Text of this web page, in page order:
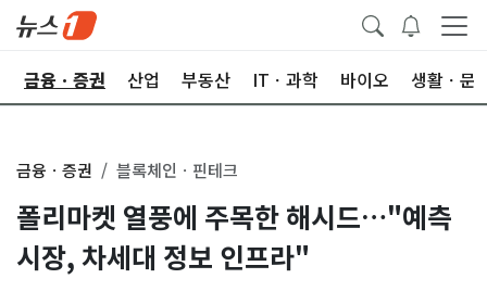
금융ㆍ증권 산업 부동산 ITㆍ과학 바이오 생활ㆍ문
금융ㆍ증권 블록체인ㆍ핀테크
폴리마켓 열풍에 주목한 해시드…"예측
시장, 차세대 정보 인프라"